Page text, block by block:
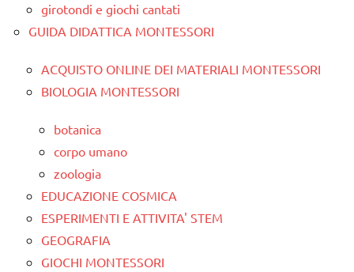
girotondi e giochi cantati
GUIDA DIDATTICA MONTESSORI
ACQUISTO ONLINE DEI MATERIALI MONTESSORI
BIOLOGIA MONTESSORI
botanica
corpo umano
zoologia
EDUCAZIONE COSMICA
ESPERIMENTI E ATTIVITA' STEM
GEOGRAFIA
GIOCHI MONTESSORI